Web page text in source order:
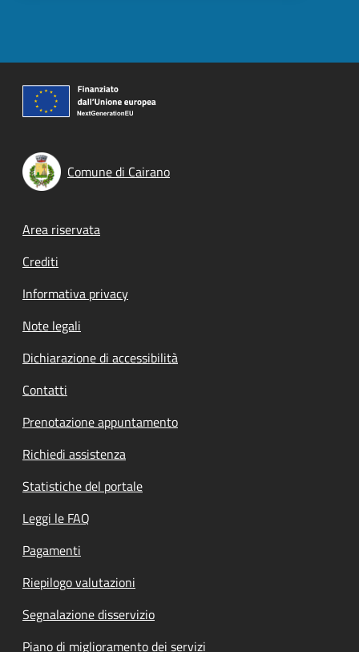
Comune di Cairano
Footer menu
Area riservata
Crediti
Informativa privacy
Note legali
Dichiarazione di accessibilità
Contatti
Prenotazione appuntamento
Richiedi assistenza
Statistiche del portale
Leggi le FAQ
Pagamenti
Riepilogo valutazioni
Segnalazione disservizio
Piano di miglioramento dei servizi